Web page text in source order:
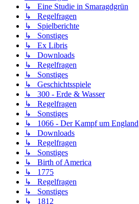
↳ Eine Studie in Smaragdgrün
↳ Regelfragen
↳ Spielberichte
↳ Sonstiges
↳ Ex Libris
↳ Downloads
↳ Regelfragen
↳ Sonstiges
↳ Geschichtsspiele
↳ 300 - Erde & Wasser
↳ Regelfragen
↳ Sonstiges
↳ 1066 - Der Kampf um England
↳ Downloads
↳ Regelfragen
↳ Sonstiges
↳ Birth of America
↳ 1775
↳ Regelfragen
↳ Sonstiges
↳ 1812